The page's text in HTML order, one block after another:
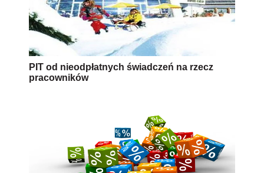
PIT od nieodpłatnych świadczeń na rzecz
pracowników